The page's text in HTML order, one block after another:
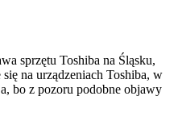
sprzętu Toshiba na Śląsku,
na urządzeniach Toshiba, w
bo z pozoru podobne objawy